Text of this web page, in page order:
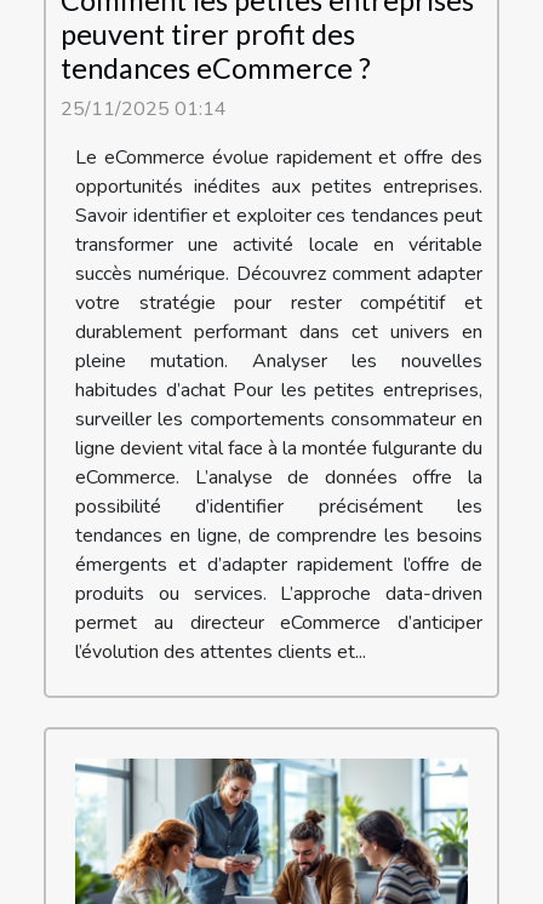
peuvent tirer profit des
tendances eCommerce ?
25/11/2025 01:14
Le eCommerce évolue rapidement et offre des
opportunités inédites aux petites entreprises.
Savoir identifier et exploiter ces tendances peut
transformer une activité locale en véritable
succès numérique. Découvrez comment adapter
votre stratégie pour rester compétitif et
durablement performant dans cet univers en
pleine mutation. Analyser les nouvelles
habitudes d’achat Pour les petites entreprises,
surveiller les comportements consommateur en
ligne devient vital face à la montée fulgurante du
eCommerce. L’analyse de données offre la
possibilité d’identifier précisément les
tendances en ligne, de comprendre les besoins
émergents et d’adapter rapidement l’offre de
produits ou services. L’approche data-driven
permet au directeur eCommerce d’anticiper
l’évolution des attentes clients et...